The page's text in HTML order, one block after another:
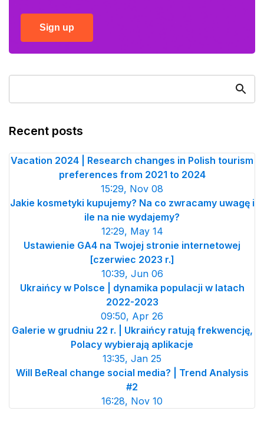
Sign up
Recent posts
Vacation 2024 | Research changes in Polish tourism
preferences from 2021 to 2024
15:29, Nov 08
Jakie kosmetyki kupujemy? Na co zwracamy uwagę i
ile na nie wydajemy?
12:29, May 14
Ustawienie GA4 na Twojej stronie internetowej
[czerwiec 2023 r.]
10:39, Jun 06
Ukraińcy w Polsce | dynamika populacji w latach
2022-2023
09:50, Apr 26
Galerie w grudniu 22 r. | Ukraińcy ratują frekwencję,
Polacy wybierają aplikacje
13:35, Jan 25
Will BeReal change social media? | Trend Analysis
#2
16:28, Nov 10